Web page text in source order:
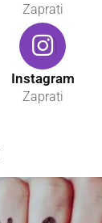
Zaprati
Instagram
Zaprati